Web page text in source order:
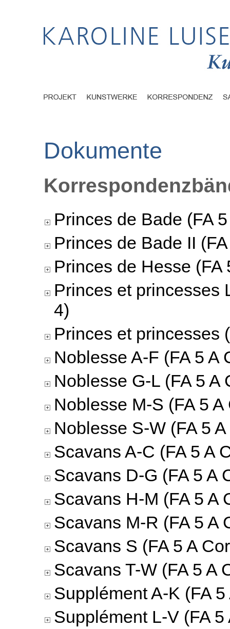
Dokumente
Princes de Bade (FA
Princes de Bade II
Princes de Hesse (FA
Princes et princesses
4)
Princes et princesses
Noblesse A-F (FA 5 A
Noblesse G-L (FA 5 A
Noblesse M-S (FA 5 A
Noblesse S-W (FA 5
Scavans A-C (FA 5 A
Scavans D-G (FA 5 A
Scavans H-M (FA 5 A
Scavans M-R (FA 5 A
Scavans S (FA 5 A
Scavans T-W (FA 5 A
Supplément A-K (FA
Supplément L-V (FA 5